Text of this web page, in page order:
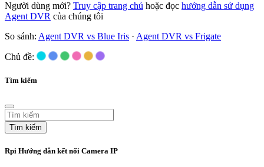
Người dùng mới? Truy cập trang chủ hoặc đọc hướng dẫn sử dụng
Agent DVR của chúng tôi
So sánh: Agent DVR vs Blue Iris · Agent DVR vs Frigate
Chủ đề:
Tìm kiếm
Tìm kiếm
Rpi Hướng dẫn kết nối Camera IP